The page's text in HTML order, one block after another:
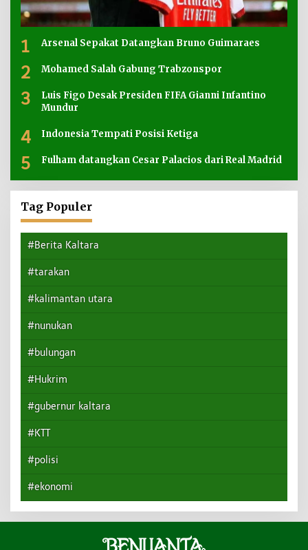
1 Arsenal Sepakat Datangkan Bruno Guimaraes
2 Mohamed Salah Gabung Trabzonspor
3
Luis Figo Desak Presiden FIFA Gianni Infantino
Mundur
4 Indonesia Tempati Posisi Ketiga
5 Fulham datangkan Cesar Palacios dari Real Madrid
Tag Populer
#Berita Kaltara
#tarakan
#kalimantan utara
#nunukan
#bulungan
#Hukrim
#gubernur kaltara
#KTT
#polisi
#ekonomi